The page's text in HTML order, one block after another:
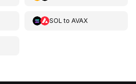
SOL to AVAX